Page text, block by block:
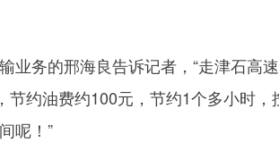
务的邢海良告诉记者，“走津石高
约油费约100元，节约1个多小时，
呢！”